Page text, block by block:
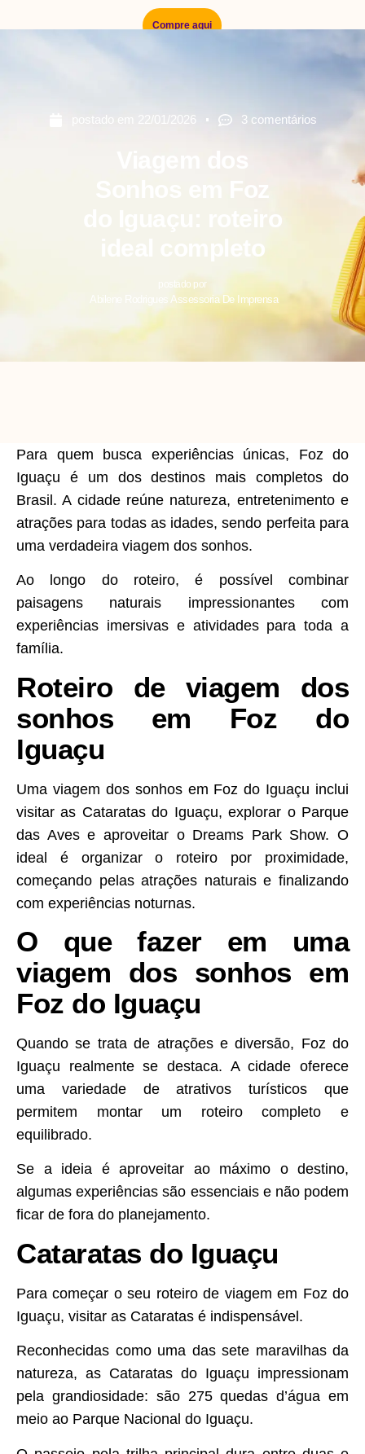
Compre aqui
postado em 22/01/2026 3 comentários
Sonhos em Foz
do Iguaçu: roteiro
ideal completo
postado por
Abilene Rodrigues Assessoria De Imprensa
Para quem busca experiências únicas, Foz do
Iguaçu é um dos destinos mais completos do
Brasil. A cidade reúne natureza, entretenimento e
atrações para todas as idades, sendo perfeita para
uma verdadeira viagem dos sonhos.
Ao longo do roteiro, é possível combinar
paisagens naturais impressionantes com
experiências imersivas e atividades para toda a
família.
Roteiro de viagem dos
sonhos em Foz do
Iguaçu
Uma viagem dos sonhos em Foz do Iguaçu inclui
visitar as Cataratas do Iguaçu, explorar o Parque
das Aves e aproveitar o Dreams Park Show. O
ideal é organizar o roteiro por proximidade,
começando pelas atrações naturais e finalizando
com experiências noturnas.
O que fazer em uma
viagem dos sonhos em
Foz do Iguaçu
Quando se trata de atrações e diversão, Foz do
Iguaçu realmente se destaca. A cidade oferece
uma variedade de atrativos turísticos que
permitem montar um roteiro completo e
equilibrado.
Se a ideia é aproveitar ao máximo o destino,
algumas experiências são essenciais e não podem
ficar de fora do planejamento.
Cataratas do Iguaçu
Para começar o seu roteiro de viagem em Foz do
Iguaçu, visitar as Cataratas é indispensável.
Reconhecidas como uma das sete maravilhas da
natureza, as Cataratas do Iguaçu impressionam
pela grandiosidade: são 275 quedas d’água em
meio ao Parque Nacional do Iguaçu.